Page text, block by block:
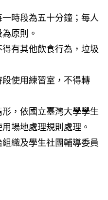
時段為五十分鐘；每人
原則。
有其他飲食行為，垃圾
使用練習室，不得轉
，依國立臺灣大學學生
場地處理規則處理。
織及學生社團輔導委員